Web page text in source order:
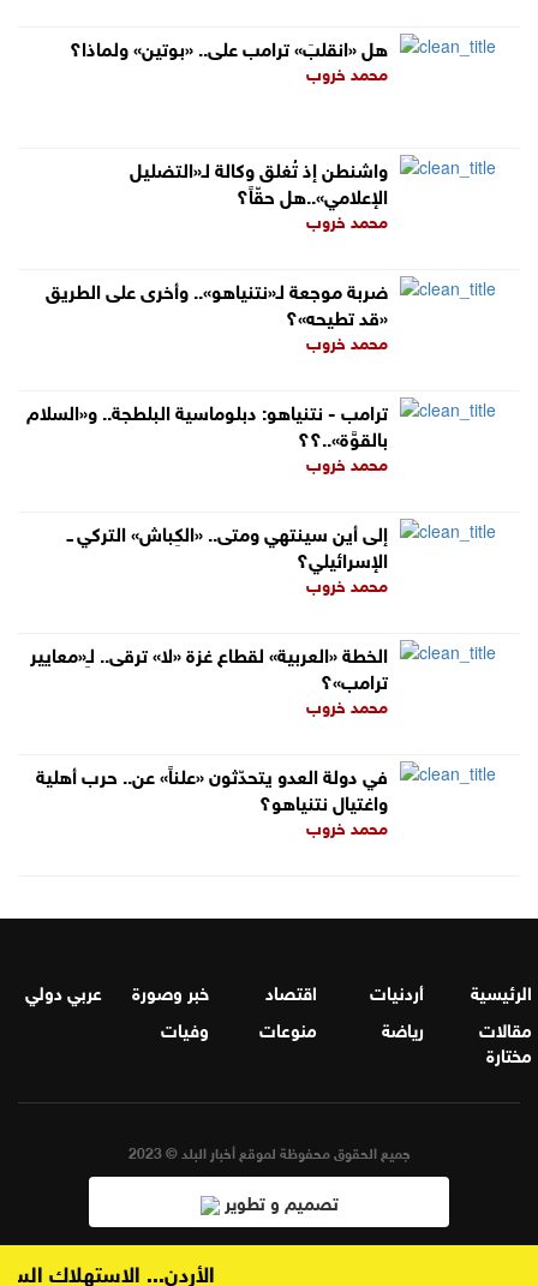
هل «انقلبَ» ترامب على.. «بوتين» ولماذا؟
محمد خروب
واشنطن إذ تُغلق وكالة لـ«التضليل
الإعلامي»..هل حقّاً؟
محمد خروب
ضربة موجعة لـ«نتنياهو».. وأخرى على الطريق
«قد تطيحه»؟
محمد خروب
ترامب - نتنياهو: دبلوماسية البلطجة.. و«السلام
بالقوَّة»..؟؟
محمد خروب
إلى أين سينتهي ومتى.. «الكِباش» التركي ــ
الإسرائيلي؟
محمد خروب
الخطة «العربية» لقطاع غزة «لا» ترقى.. لـِ«معايير
ترامب»؟
محمد خروب
في دولة العدو يتحدّثون «علناً» عن.. حرب أهلية
واغتيال نتنياهو؟
محمد خروب
الأردن... الاستهلاك
الرئيسية أردنيات اقتصاد خبر وصورة
عربي دولي
مقالات
مختارة
رياضة منوعات وفيات
جميع الحقوق محفوظة لموقع أخبار البلد © 2023
تصميم و تطوير